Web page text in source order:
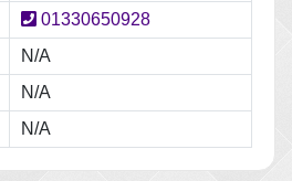
01330650928
N/A
N/A
N/A